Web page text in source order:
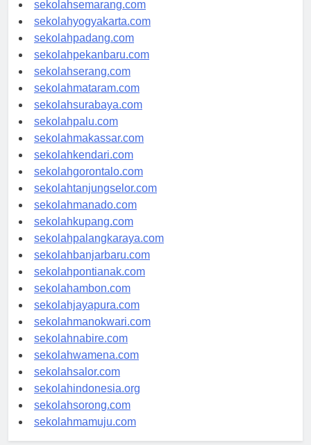
sekolahsemarang.com
sekolahyogyakarta.com
sekolahpadang.com
sekolahpekanbaru.com
sekolahserang.com
sekolahmataram.com
sekolahsurabaya.com
sekolahpalu.com
sekolahmakassar.com
sekolahkendari.com
sekolahgorontalo.com
sekolahtanjungselor.com
sekolahmanado.com
sekolahkupang.com
sekolahpalangkaraya.com
sekolahbanjarbaru.com
sekolahpontianak.com
sekolahambon.com
sekolahjayapura.com
sekolahmanokwari.com
sekolahnabire.com
sekolahwamena.com
sekolahsalor.com
sekolahindonesia.org
sekolahsorong.com
sekolahmamuju.com